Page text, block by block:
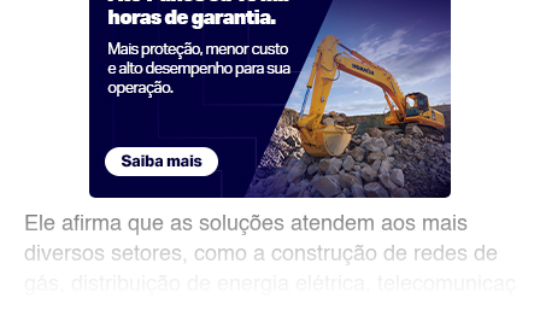
Ele afirma que as soluções atendem aos mais
diversos setores, como a construção de redes de